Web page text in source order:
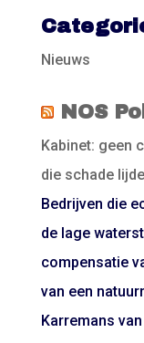
Nieuws
NOS
Kabinet: geen
die schade
Bedrijven die
de lage
compensatie
van een
Karremans